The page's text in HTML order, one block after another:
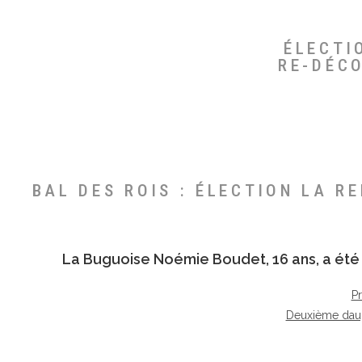
RE-
BAL DES ROIS : ÉLECTION LA
La Buguoise Noémie Boudet, 16 ans, a
Deuxième